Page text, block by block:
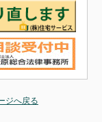
ジへ戻る